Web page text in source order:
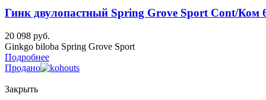
Гинк двулопастный Spring Grove Sport Cont/Ком
20 098 руб.
Ginkgo biloba Spring Grove Sport
Подробнее
Продано
Закрыть